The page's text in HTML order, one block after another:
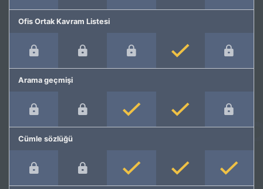
Ofis Ortak Kavram Listesi
Arama geçmişi
Cümle sözlüğü